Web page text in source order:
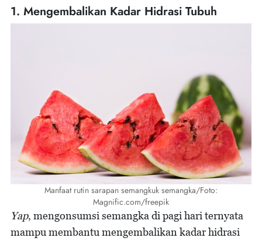
1. Mengembalikan Kadar Hidrasi Tubuh
Manfaat rutin sarapan semangkuk semangka/Foto:
Magnific.com/freepik
Yap, mengonsumsi semangka di pagi hari ternyata
mampu membantu mengembalikan kadar hidrasi